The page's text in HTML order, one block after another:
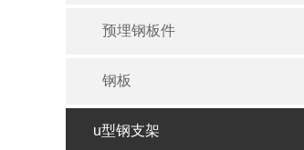
预埋钢板件
钢板
u型钢支架